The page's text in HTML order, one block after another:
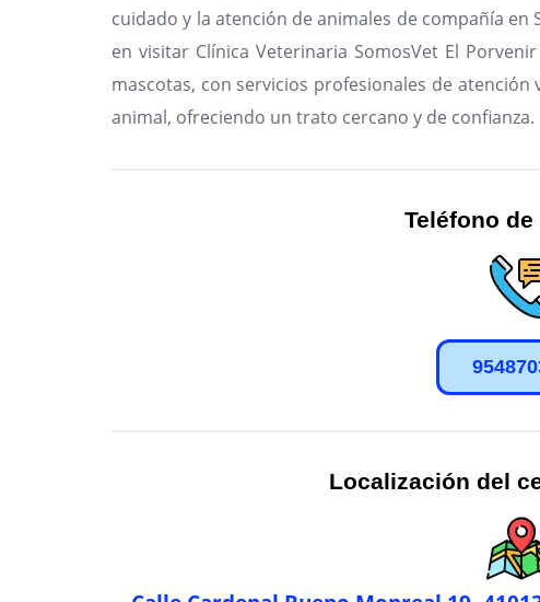
cuidado y la atención de animales de compañía en
en visitar Clínica Veterinaria SomosVet El
mascotas, con servicios profesionales de
animal, ofreciendo un trato cercano y de confianza.
Teléfono
Localización del